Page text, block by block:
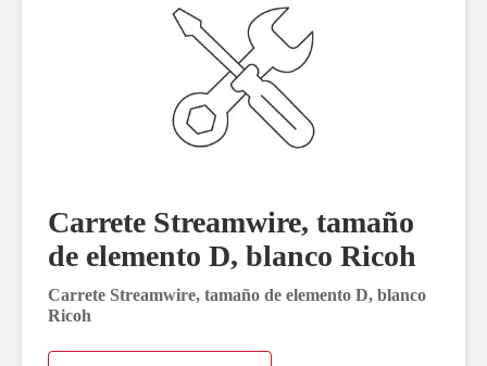
Carrete Streamwire, tamaño
de elemento D, blanco Ricoh
Carrete Streamwire, tamaño de elemento D, blanco
Ricoh